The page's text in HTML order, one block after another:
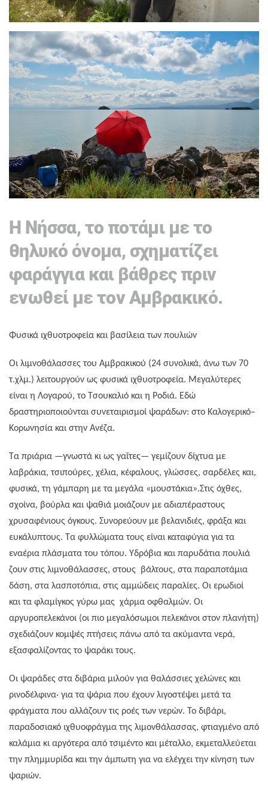
Η Νήσσα, το ποτάμι με το
θηλυκό όνομα, σχηματίζει
φαράγγια και βάθρες πριν
ενωθεί με τον Αμβρακικό.
Φυσικά ιχθυοτροφεία και βασίλεια των πουλιών
Οι λιμνοθάλασσες του Αμβρακικού (24 συνολικά, άνω των 70
τ.χλμ.) λειτουργούν ως φυσικά ιχθυοτροφεία. Μεγαλύτερες
είναι η Λογαρού, το Τσουκαλιό και η Ροδιά. Εδώ
δραστηριοποιούνται συνεταιρισμοί ψαράδων: στο Καλογερικό–
Κορωνησία και στην Ανέζα.
Τα πριάρια —γνωστά κι ως γαΐτες— γεμίζουν δίχτυα με
λαβράκια, τσιπούρες, χέλια, κέφαλους, γλώσσες, σαρδέλες και,
φυσικά, τη γάμπαρη με τα μεγάλα «μουστάκια».Στις όχθες,
σχοίνα, βούρλα και ψαθιά μοιάζουν με αδιαπέραστους
χρυσαφένιους όγκους. Συνορεύουν με βελανιδιές, φράξα και
ευκάλυπτους. Τα φυλλώματα τους είναι καταφύγια για τα
εναέρια πλάσματα του τόπου. Υδρόβια και παρυδάτια πουλιά
ζουν στις λιμνοθάλασσες, στους
βάλτους, στα παραποτάμια
δάση, στα λασποτόπια, στις αμμώδεις παραλίες. Οι ερωδιοί
και τα φλαμίγκος γύρω μας χάρμα οφθαλμών. Οι
αργυροπελεκάνοι (οι πιο μεγαλόσωμοι πελεκάνοι στον πλανήτη)
σχεδιάζουν κομψές πτήσεις πάνω από τα ακύμαντα νερά,
εξασφαλίζοντας το ψαράκι τους.
Οι ψαράδες στα διβάρια μιλούν για θαλάσσιες χελώνες και
ρινοδέλφινα· για τα ψάρια που έχουν λιγοστέψει μετά τα
φράγματα που αλλάζουν τις ροές των νερών. Το διβάρι,
παραδοσιακό ιχθυοφράγμα της λιμονθάλασσας, φτιαγμένο από
καλάμια κι αργότερα από τσιμέντο και μέταλλο, εκμεταλλεύεται
την πλημμυρίδα και την άμπωτη για να ελέγχει την κίνηση των
ψαριών.